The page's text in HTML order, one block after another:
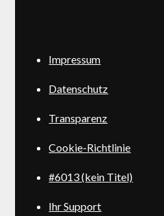
Impressum
Datenschutz
Transparenz
Cookie-Richtlinie
#6013 (kein Titel)
Ihr Support